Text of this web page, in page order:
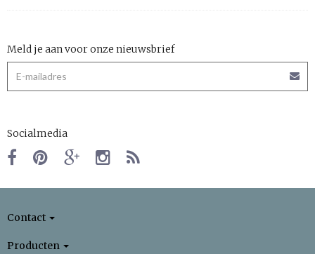
Meld je aan voor onze nieuwsbrief
Socialmedia
Contact
Producten